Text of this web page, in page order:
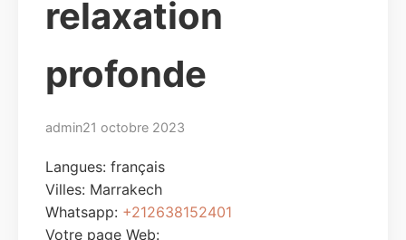
relaxation
profonde
admin21 octobre 2023
Langues: français
Villes: Marrakech
Whatsapp: +212638152401
Votre page Web: